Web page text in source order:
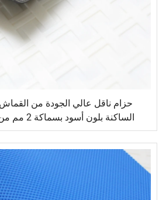
حزام ناقل عالي الجودة من القماش
اللوجستي مباشرة من